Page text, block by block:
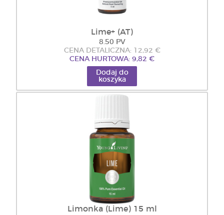
Lime+ (AT)
8.50 PV
CENA DETALICZNA: 12,92 €
CENA HURTOWA: 9,82 €
Dodaj do
koszyka
Limonka (Lime) 15 ml